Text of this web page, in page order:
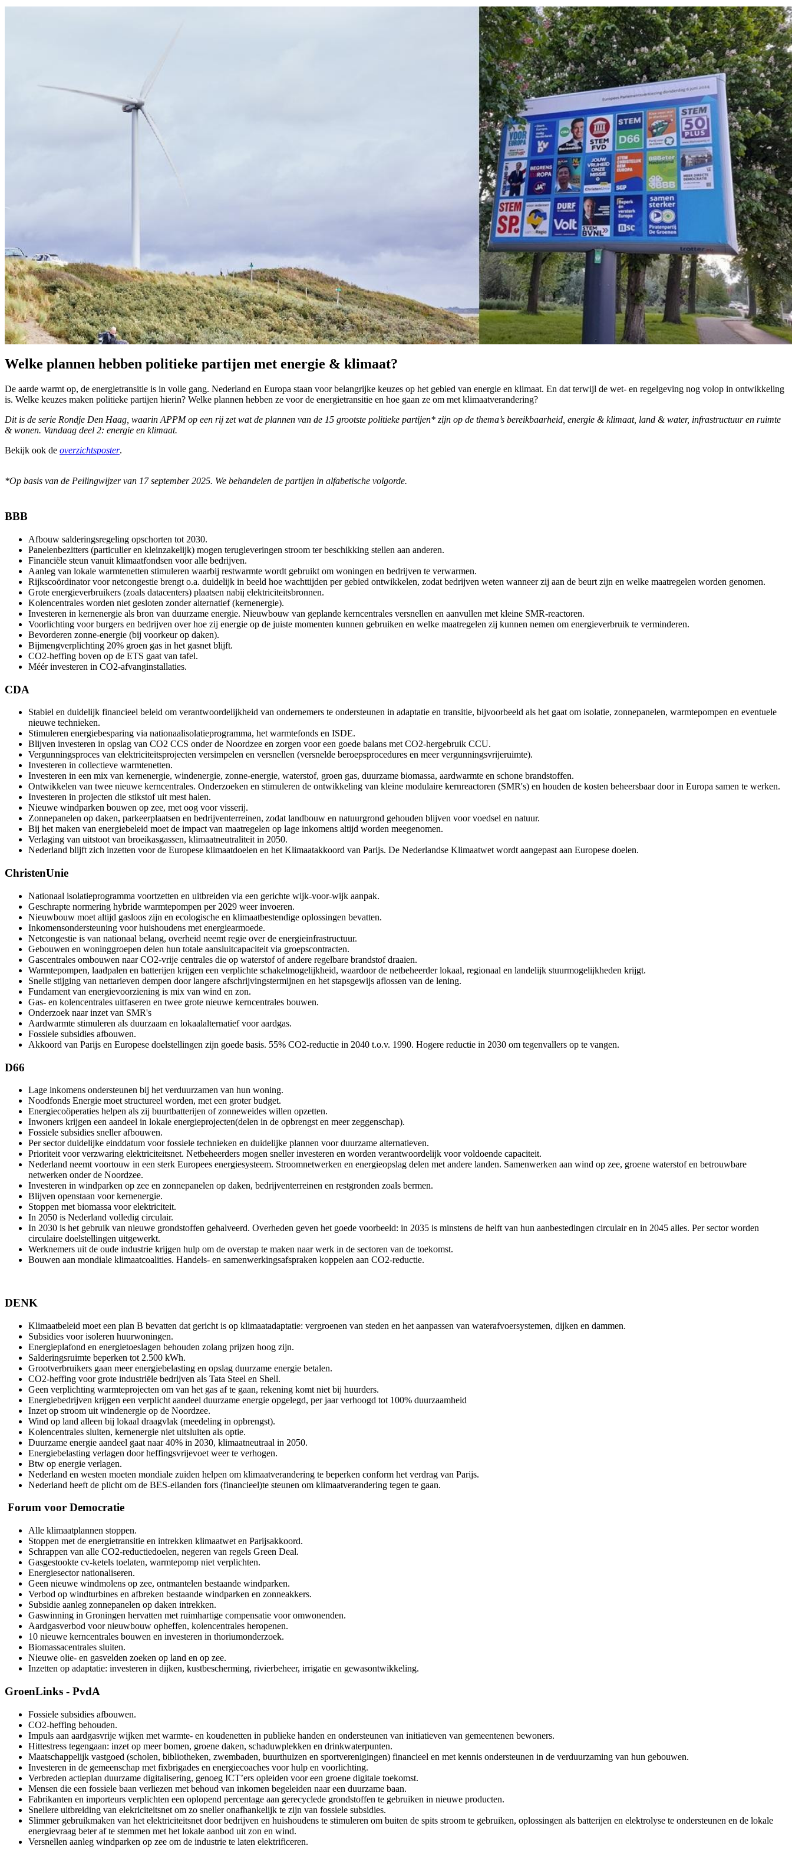
Welke plannen hebben politieke partijen met energie & klimaat?
De aarde warmt op, de energietransitie is in volle gang. Nederland en Europa staan voor belangrijke keuzes op het gebied van energie en klimaat. En dat terwijl de wet- en regelgeving nog volop in ontwikkeling
is. Welke keuzes maken politieke partijen hierin? Welke plannen hebben ze voor de energietransitie en hoe gaan ze om met klimaatverandering?
Dit is de serie Rondje Den Haag, waarin APPM op een rij zet wat de plannen van de 15 grootste politieke partijen* zijn op de thema’s bereikbaarheid, energie & klimaat, land & water, infrastructuur en ruimte
& wonen. Vandaag deel 2: energie en klimaat.
Bekijk ook de overzichtsposter.
*Op basis van de Peilingwijzer van 17 september 2025. We behandelen de partijen in alfabetische volgorde.
BBB
Afbouw salderingsregeling opschorten tot 2030.
Panelenbezitters (particulier en kleinzakelijk) mogen terugleveringen stroom ter beschikking stellen aan anderen.
Financiële steun vanuit klimaatfondsen voor alle bedrijven.
Aanleg van lokale warmtenetten stimuleren waarbij restwarmte wordt gebruikt om woningen en bedrijven te verwarmen.
Rijkscoördinator voor netcongestie brengt o.a. duidelijk in beeld hoe wachttijden per gebied ontwikkelen, zodat bedrijven weten wanneer zij aan de beurt zijn en welke maatregelen worden genomen.
Grote energieverbruikers (zoals datacenters) plaatsen nabij elektriciteitsbronnen.
Kolencentrales worden niet gesloten zonder alternatief (kernenergie).
Investeren in kernenergie als bron van duurzame energie. Nieuwbouw van geplande kerncentrales versnellen en aanvullen met kleine SMR-reactoren.
Voorlichting voor burgers en bedrijven over hoe zij energie op de juiste momenten kunnen gebruiken en welke maatregelen zij kunnen nemen om energieverbruik te verminderen.
Bevorderen zonne-energie (bij voorkeur op daken).
Bijmengverplichting 20% groen gas in het gasnet blijft.
CO2-heffing boven op de ETS gaat van tafel.
Méér investeren in CO2-afvanginstallaties.
CDA
Stabiel en duidelijk financieel beleid om verantwoordelijkheid van ondernemers te ondersteunen in adaptatie en transitie, bijvoorbeeld als het gaat om isolatie, zonnepanelen, warmtepompen en eventuele
nieuwe technieken.
Stimuleren energiebesparing via nationaalisolatieprogramma, het warmtefonds en ISDE.
Blijven investeren in opslag van CO2 CCS onder de Noordzee en zorgen voor een goede balans met CO2-hergebruik CCU.
Vergunningsproces van elektriciteitsprojecten versimpelen en versnellen (versnelde beroepsprocedures en meer vergunningsvrijeruimte).
Investeren in collectieve warmtenetten.
Investeren in een mix van kernenergie, windenergie, zonne-energie, waterstof, groen gas, duurzame biomassa, aardwarmte en schone brandstoffen.
Ontwikkelen van twee nieuwe kerncentrales. Onderzoeken en stimuleren de ontwikkeling van kleine modulaire kernreactoren (SMR's) en houden de kosten beheersbaar door in Europa samen te werken.
Investeren in projecten die stikstof uit mest halen.
Nieuwe windparken bouwen op zee, met oog voor visserij.
Zonnepanelen op daken, parkeerplaatsen en bedrijventerreinen, zodat landbouw en natuurgrond gehouden blijven voor voedsel en natuur.
Bij het maken van energiebeleid moet de impact van maatregelen op lage inkomens altijd worden meegenomen.
Verlaging van uitstoot van broeikasgassen, klimaatneutraliteit in 2050.
Nederland blijft zich inzetten voor de Europese klimaatdoelen en het Klimaatakkoord van Parijs. De Nederlandse Klimaatwet wordt aangepast aan Europese doelen.
ChristenUnie
Nationaal isolatieprogramma voortzetten en uitbreiden via een gerichte wijk-voor-wijk aanpak.
Geschrapte normering hybride warmtepompen per 2029 weer invoeren.
Nieuwbouw moet altijd gasloos zijn en ecologische en klimaatbestendige oplossingen bevatten.
Inkomensondersteuning voor huishoudens met energiearmoede.
Netcongestie is van nationaal belang, overheid neemt regie over de energieinfrastructuur.
Gebouwen en woninggroepen delen hun totale aansluitcapaciteit via groepscontracten.
Gascentrales ombouwen naar CO2-vrije centrales die op waterstof of andere regelbare brandstof draaien.
Warmtepompen, laadpalen en batterijen krijgen een verplichte schakelmogelijkheid, waardoor de netbeheerder lokaal, regionaal en landelijk stuurmogelijkheden krijgt.
Snelle stijging van nettarieven dempen door langere afschrijvingstermijnen en het stapsgewijs aflossen van de lening.
Fundament van energievoorziening is mix van wind en zon.
Gas- en kolencentrales uitfaseren en twee grote nieuwe kerncentrales bouwen.
Onderzoek naar inzet van SMR's
Aardwarmte stimuleren als duurzaam en lokaalalternatief voor aardgas.
Fossiele subsidies afbouwen.
Akkoord van Parijs en Europese doelstellingen zijn goede basis. 55% CO2-reductie in 2040 t.o.v. 1990. Hogere reductie in 2030 om tegenvallers op te vangen.
D66
Lage inkomens ondersteunen bij het verduurzamen van hun woning.
Noodfonds Energie moet structureel worden, met een groter budget.
Energiecoöperaties helpen als zij buurtbatterijen of zonneweides willen opzetten.
Inwoners krijgen een aandeel in lokale energieprojecten(delen in de opbrengst en meer zeggenschap).
Fossiele subsidies sneller afbouwen.
Per sector duidelijke einddatum voor fossiele technieken en duidelijke plannen voor duurzame alternatieven.
Prioriteit voor verzwaring elektriciteitsnet. Netbeheerders mogen sneller investeren en worden verantwoordelijk voor voldoende capaciteit.
Nederland neemt voortouw in een sterk Europees energiesysteem. Stroomnetwerken en energieopslag delen met andere landen. Samenwerken aan wind op zee, groene waterstof en betrouwbare
netwerken onder de Noordzee.
Investeren in windparken op zee en zonnepanelen op daken, bedrijventerreinen en restgronden zoals bermen.
Blijven openstaan voor kernenergie.
Stoppen met biomassa voor elektriciteit.
In 2050 is Nederland volledig circulair.
In 2030 is het gebruik van nieuwe grondstoffen gehalveerd. Overheden geven het goede voorbeeld: in 2035 is minstens de helft van hun aanbestedingen circulair en in 2045 alles. Per sector worden
circulaire doelstellingen uitgewerkt.
Werknemers uit de oude industrie krijgen hulp om de overstap te maken naar werk in de sectoren van de toekomst.
Bouwen aan mondiale klimaatcoalities. Handels- en samenwerkingsafspraken koppelen aan CO2-reductie.
DENK
Klimaatbeleid moet een plan B bevatten dat gericht is op klimaatadaptatie: vergroenen van steden en het aanpassen van waterafvoersystemen, dijken en dammen.
Subsidies voor isoleren huurwoningen.
Energieplafond en energietoeslagen behouden zolang prijzen hoog zijn.
Salderingsruimte beperken tot 2.500 kWh.
Grootverbruikers gaan meer energiebelasting en opslag duurzame energie betalen.
CO2-heffing voor grote industriële bedrijven als Tata Steel en Shell.
Geen verplichting warmteprojecten om van het gas af te gaan, rekening komt niet bij huurders.
Energiebedrijven krijgen een verplicht aandeel duurzame energie opgelegd, per jaar verhoogd tot 100% duurzaamheid
Inzet op stroom uit windenergie op de Noordzee.
Wind op land alleen bij lokaal draagvlak (meedeling in opbrengst).
Kolencentrales sluiten, kernenergie niet uitsluiten als optie.
Duurzame energie aandeel gaat naar 40% in 2030, klimaatneutraal in 2050.
Energiebelasting verlagen door heffingsvrijevoet weer te verhogen.
Btw op energie verlagen.
Nederland en westen moeten mondiale zuiden helpen om klimaatverandering te beperken conform het verdrag van Parijs.
Nederland heeft de plicht om de BES-eilanden fors (financieel)te steunen om klimaatverandering tegen te gaan.
Forum voor Democratie
Alle klimaatplannen stoppen.
Stoppen met de energietransitie en intrekken klimaatwet en Parijsakkoord.
Schrappen van alle CO2-reductiedoelen, negeren van regels Green Deal.
Gasgestookte cv-ketels toelaten, warmtepomp niet verplichten.
Energiesector nationaliseren.
Geen nieuwe windmolens op zee, ontmantelen bestaande windparken.
Verbod op windturbines en afbreken bestaande windparken en zonneakkers.
Subsidie aanleg zonnepanelen op daken intrekken.
Gaswinning in Groningen hervatten met ruimhartige compensatie voor omwonenden.
Aardgasverbod voor nieuwbouw opheffen, kolencentrales heropenen.
10 nieuwe kerncentrales bouwen en investeren in thoriumonderzoek.
Biomassacentrales sluiten.
Nieuwe olie- en gasvelden zoeken op land en op zee.
Inzetten op adaptatie: investeren in dijken, kustbescherming, rivierbeheer, irrigatie en gewasontwikkeling.
GroenLinks - PvdA
Fossiele subsidies afbouwen.
CO2-heffing behouden.
Impuls aan aardgasvrije wijken met warmte- en koudenetten in publieke handen en ondersteunen van initiatieven van gemeentenen bewoners.
Hittestress tegengaan: inzet op meer bomen, groene daken, schaduwplekken en drinkwaterpunten.
Maatschappelijk vastgoed (scholen, bibliotheken, zwembaden, buurthuizen en sportverenigingen) financieel en met kennis ondersteunen in de verduurzaming van hun gebouwen.
Investeren in de gemeenschap met fixbrigades en energiecoaches voor hulp en voorlichting.
Verbreden actieplan duurzame digitalisering, genoeg ICT’ers opleiden voor een groene digitale toekomst.
Mensen die een fossiele baan verliezen met behoud van inkomen begeleiden naar een duurzame baan.
Fabrikanten en importeurs verplichten een oplopend percentage aan gerecyclede grondstoffen te gebruiken in nieuwe producten.
Snellere uitbreiding van elekriciteitsnet om zo sneller onafhankelijk te zijn van fossiele subsidies.
Slimmer gebruikmaken van het elektriciteitsnet door bedrijven en huishoudens te stimuleren om buiten de spits stroom te gebruiken, oplossingen als batterijen en elektrolyse te ondersteunen en de lokale
energievraag beter af te stemmen met het lokale aanbod uit zon en wind.
Versnellen aanleg windparken op zee om de industrie te laten elektrificeren.